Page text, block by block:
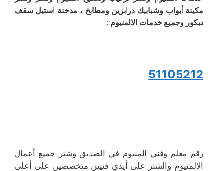
مكينة أبواب وشبابيك درابزين ومطابخ ، مدخنة استيل سقف
ديكور وجميع خدمات الالمنيوم :
51105212
رقم معلم وفني المنيوم في الصديق وشتر جميع أعمال
الالمنيوم والشتر على أيدي فنيين متخصصين على أعلى